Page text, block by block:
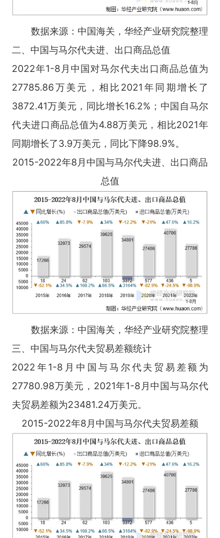
数据来源：中国海关，华经产业研究院整理
二、中国与马尔代夫进、出口商品总值
2022年1-8月中国对马尔代夫出口商品总值为
27785.86万美元，相比2021年同期增长了
3872.41万美元，同比增长16.2%；中国自马尔
代夫进口商品总值为4.88万美元，相比2021年
同期增长了3.9万美元，同比下降98.9%。
2015-2022年8月中国与马尔代夫进、出口商品
总值
数据来源：中国海关，华经产业研究院整理
三、中国与马尔代夫贸易差额统计
2022年1-8月中国与马尔代夫贸易差额为
27780.98万美元，2021年1-8月中国与马尔代
夫贸易差额为23481.24万美元。
2015-2022年8月中国与马尔代夫贸易差额